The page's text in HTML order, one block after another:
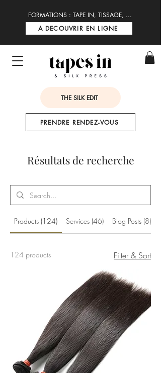
FORMATIONS : TAPE IN, TISSAGE, ...
A DECOUVRIR EN LIGNE
PRENDRE RENDEZ-VOUS
THE SILK EDIT
Résultats de recherche
Products (124) Services (46) Blog Posts (8)
124 products Filter & Sort